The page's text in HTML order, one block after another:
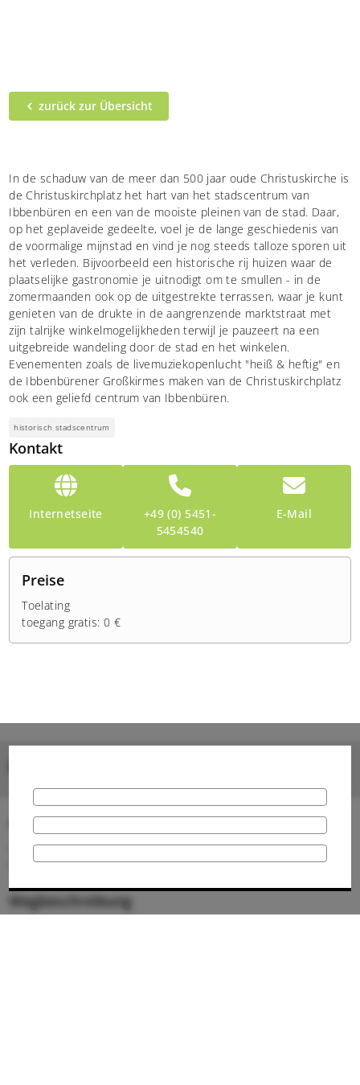
zurück zur Übersicht
In de schaduw van de meer dan 500 jaar oude Christuskirche is
de Christuskirchplatz het hart van het stadscentrum van
Ibbenbüren en een van de mooiste pleinen van de stad. Daar,
op het geplaveide gedeelte, voel je de lange geschiedenis van
de voormalige mijnstad en vind je nog steeds talloze sporen uit
het verleden. Bijvoorbeeld een historische rij huizen waar de
plaatselijke gastronomie je uitnodigt om te smullen - in de
zomermaanden ook op de uitgestrekte terrassen, waar je kunt
genieten van de drukte in de aangrenzende marktstraat met
zijn talrijke winkelmogelijkheden terwijl je pauzeert na een
uitgebreide wandeling door de stad en het winkelen.
Evenementen zoals de livemuziekopenlucht "heiß & heftig" en
de Ibbenbürener Großkirmes maken van de Christuskirchplatz
ook een geliefd centrum van Ibbenbüren.
historisch stadscentrum
Kontakt
Internetseite
+49 (0) 5451-
5454540
E-Mail
Preise
Toelating
toegang gratis: 0 €
Anschrift
49477 Ibbenbüren
Deutschland
Wegbeschreibung